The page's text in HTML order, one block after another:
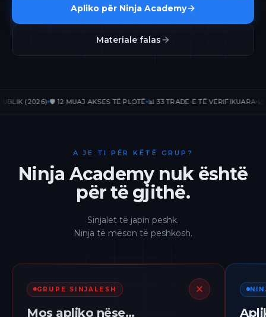
Apliko për Ninja Academy
Materiale falas
(2026) 🛡️ 12 MUAJ AKSES TË PLOTË 📊 33 TRADE-E TË VERIFIKUARA 📈
A JE TI PËR KËTË GRUP?
Ninja Academy nuk është
për të gjithë.
Sinjalet të japin peshk.
Ninja të mëson të peshkosh.
GRUPE SINJALESH
Mos apliko nëse…